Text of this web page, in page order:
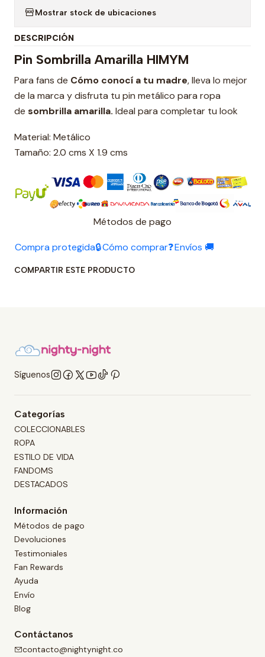
Mostrar stock de ubicaciones
DESCRIPCIÓN
Pin Sombrilla Amarilla HIMYM
Para fans de Cómo conocí a tu madre, lleva lo mejor
de la marca y disfruta tu pin metálico para ropa
de sombrilla amarilla. Ideal para completar tu look
Material: Metálico
Tamaño: 2.0 cms X 1.9 cms
Métodos de pago
Compra protegida🔒Cómo comprar❓Envíos 🚚
COMPARTIR ESTE PRODUCTO
Síguenos
Categorías
COLECCIONABLES
ROPA
ESTILO DE VIDA
FANDOMS
DESTACADOS
Información
Métodos de pago
Devoluciones
Testimoniales
Fan Rewards
Ayuda
Envío
Blog
Contáctanos
contacto@nightynight.co